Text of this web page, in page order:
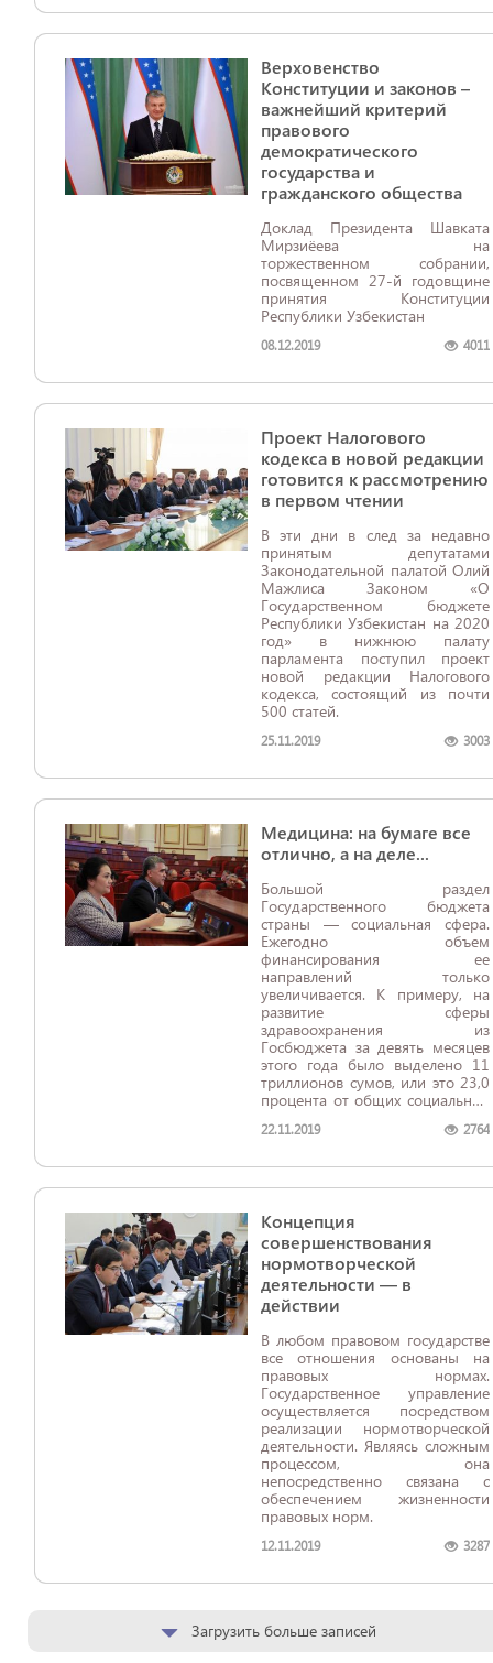
Верховенство
Конституции и законов –
важнейший критерий
правового
демократического
государства и
гражданского общества
​​​​​​​Доклад Президента Шавката
Мирзиёева на
торжественном собрании,
посвященном 27-й годовщине
принятия Конституции
Республики Узбекистан
08.12.2019 4011
Проект Налогового
кодекса в новой редакции
готовится к рассмотрению
в первом чтении
В эти дни в след за недавно
принятым депутатами
Законодательной палатой Олий
Мажлиса Законом «О
Государственном бюджете
Республики Узбекистан на 2020
год» в нижнюю палату
парламента поступил проект
новой редакции Налогового
кодекса, состоящий из почти
500 статей.
25.11.2019 3003
Медицина: на бумаге все
отлично, а на деле...
Большой раздел
Государственного бюджета
страны — социальная сфера.
Ежегодно объем
финансирования ее
направлений только
увеличивается. К примеру, на
развитие сферы
здравоохранения из
Госбюджета за девять месяцев
этого года было выделено 11
триллионов сумов, или это 23,0
процента от общих социальных
вырос почти на 70 процентов
периодом 2018года.
22.11.2019 2764
Концепция
совершенствования
нормотворческой
деятельности — в
действии
В любом правовом государстве
все отношения основаны на
правовых нормах.
Государственное управление
осуществляется посредством
реализации нормотворческой
деятельности. Являясь сложным
процессом, она
непосредственно связана с
обеспечением жизненности
правовых норм.
12.11.2019 3287
Загрузить больше записей